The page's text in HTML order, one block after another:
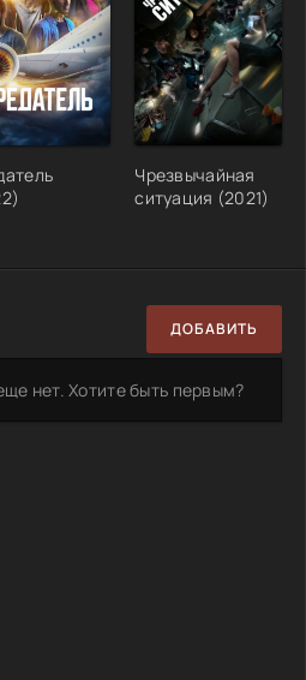
Чрезвычайная
ситуация (2021)
ДОБАВИТЬ
нет. Хотите быть первым?